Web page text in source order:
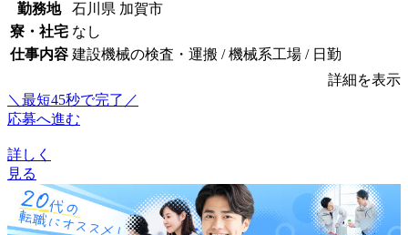
勤務地
石川県 加賀市
寮・社宅 なし
仕事内容 建設機械の検査・運搬 / 機械系工場 / 日勤
詳細を表示
＼最短45秒で完了／
応募へ進む
詳しく
見る